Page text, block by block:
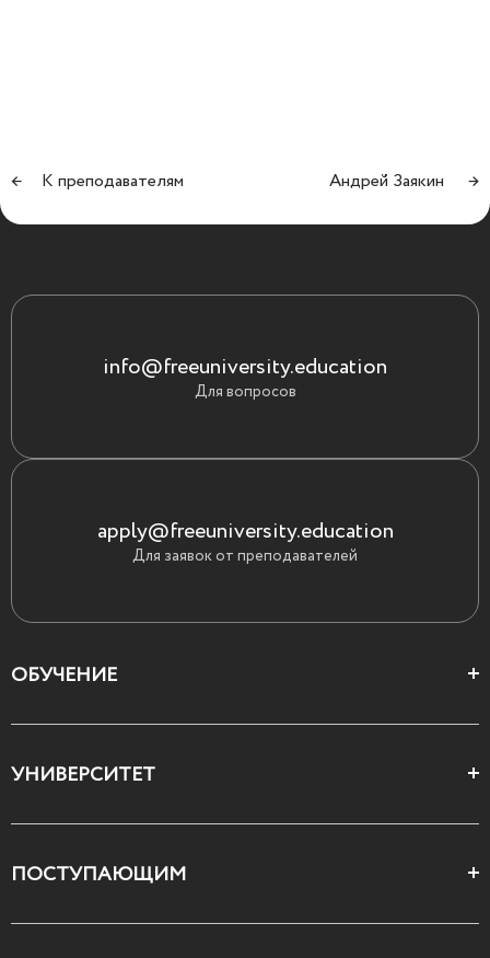
← К преподавателям Андрей Заякин →
info@freeuniversity.education
Для вопросов
apply@freeuniversity.education
Для заявок от преподавателей
ОБУЧЕНИЕ
Все курсы
УНИВЕРСИТЕТ
Декларация ценностей
ПОСТУПАЮЩИМ